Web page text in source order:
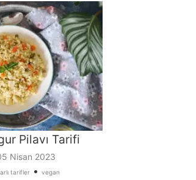
Pilavı Tarifi
Nisan 2023
tarifler• vegan